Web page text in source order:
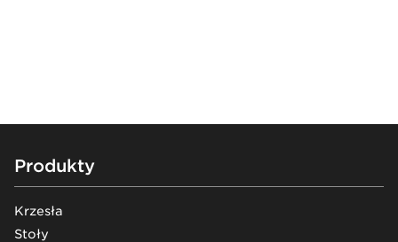
Footer
Produkty
Krzesła
Stoły